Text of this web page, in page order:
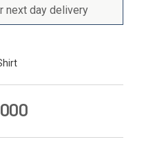
next day delivery